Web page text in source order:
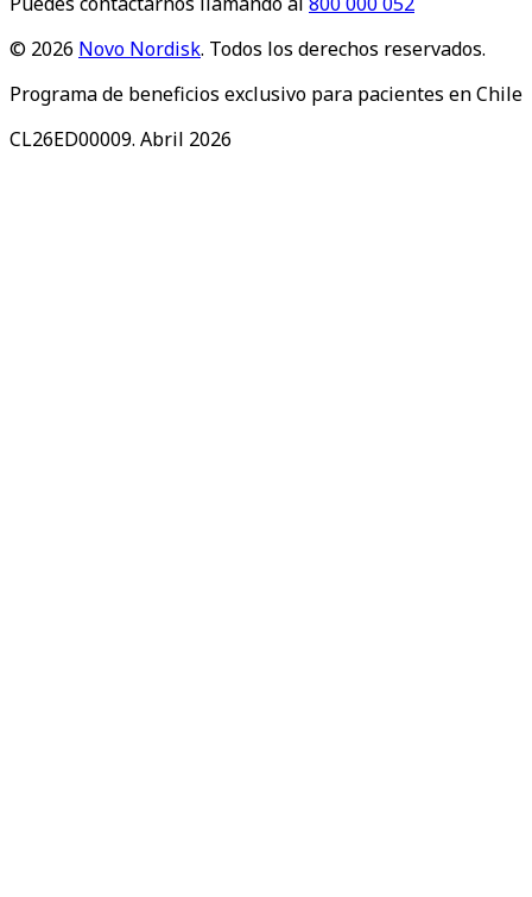
© 2026 Novo Nordisk. Todos los derechos reservados.
Programa de beneficios exclusivo para pacientes en Chile
CL26ED00009. Abril 2026